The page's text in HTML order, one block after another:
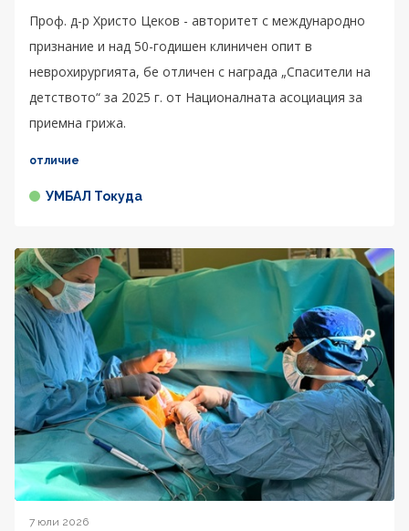
Проф. д-р Христо Цеков - авторитет с международно
признание и над 50-годишен клиничен опит в
неврохирургията, бе отличен с награда „Спасители на
детството“ за 2025 г. от Националната асоциация за
приемна грижа.
отличие
УМБАЛ Токуда
7 юли 2026